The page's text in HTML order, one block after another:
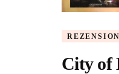
REZENSION
City of